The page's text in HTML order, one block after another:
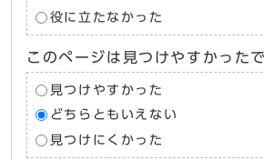
役に立たなかった
このページは見つけやすかった
見つけやすかった
どちらともいえない
見つけにくかった